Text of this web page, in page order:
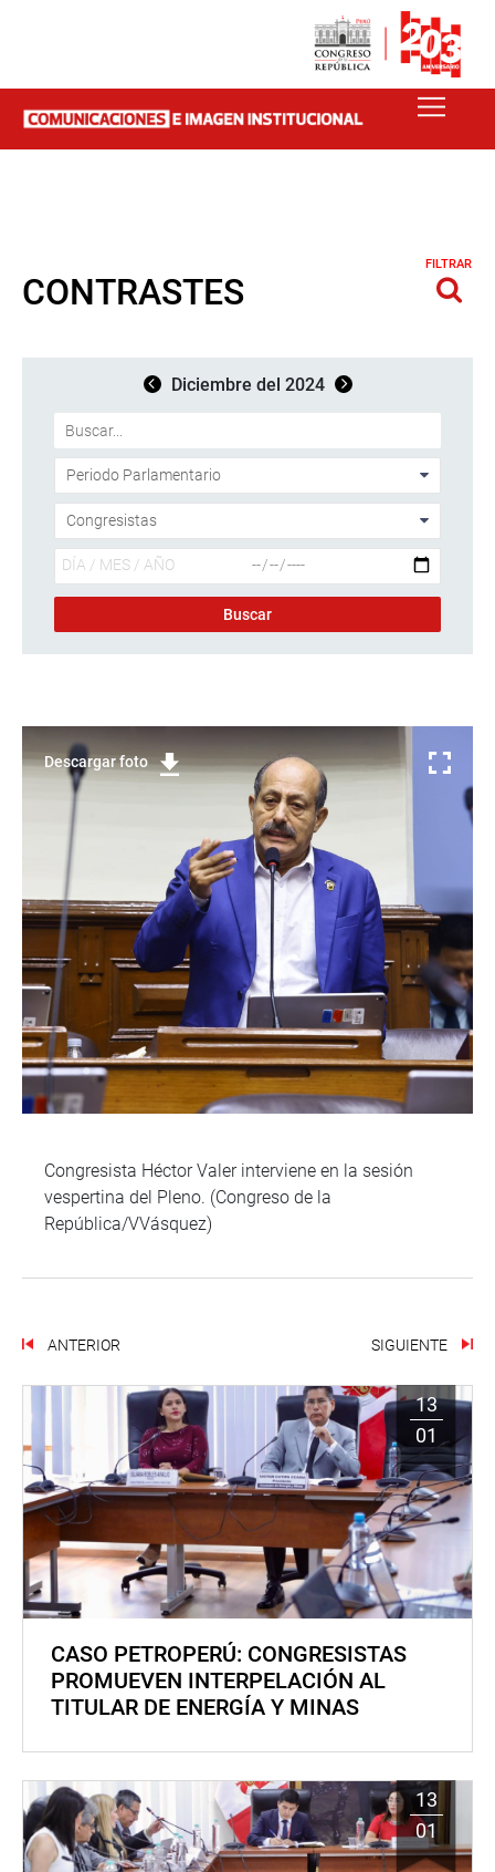
CONTRASTES
FILTRAR
Diciembre del 2024
Descargar foto
Congresista Héctor Valer interviene en la sesión
vespertina del Pleno. (Congreso de la
República/VVásquez)
ANTERIOR SIGUIENTE
13
01
CASO PETROPERÚ: CONGRESISTAS
PROMUEVEN INTERPELACIÓN AL
TITULAR DE ENERGÍA Y MINAS
13
01